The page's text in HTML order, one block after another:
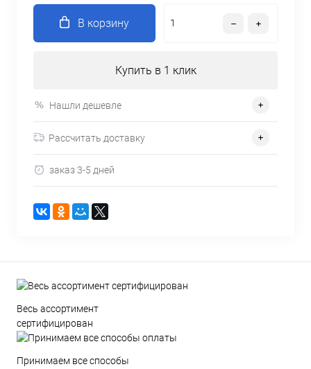
В корзину
Купить в 1 клик
Нашли дешевле
Рассчитать доставку
заказ 3-5 дней
Весь ассортимент
сертифицирован
Принимаем все способы